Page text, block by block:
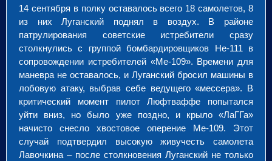
14 сентября в полку оставалось всего 18 самолетов, 8
из них Луганский поднял в воздух. В районе
патрулирования советские истребители сразу
столкнулись с группой бомбардировщиков Не-111 в
сопровождении истребителей «Ме-109». Времени для
маневра не оставалось, и Луганский бросил машины в
лобовую атаку, выбрав себе ведущего «мессера». В
критический момент пилот Люфтваффе попытался
уйти вниз, но было уже поздно, и крыло «ЛаГГа»
начисто снесло хвостовое оперение Ме-109. Этот
случай подтвердил высокую живучесть самолета
Лавочкина – после столкновения Луганский не только